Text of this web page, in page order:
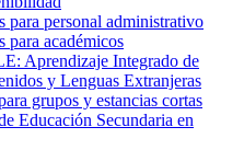
para personal administrativo
para académicos
Aprendizaje Integrado de
y Lenguas Extranjeras
grupos y estancias cortas
Educación Secundaria en